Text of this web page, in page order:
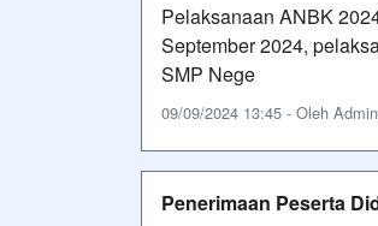
Pelaksanaan ANBK
September 2024,
SMP Nege
09/09/2024 13:45 - Oleh
Penerimaan Peserta